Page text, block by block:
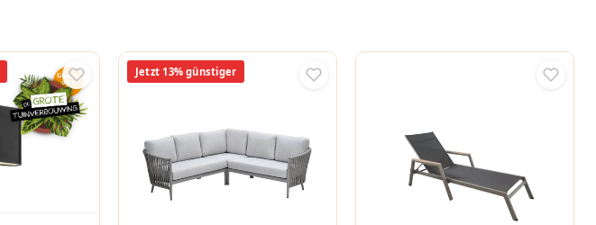
Jetzt 13% günstiger